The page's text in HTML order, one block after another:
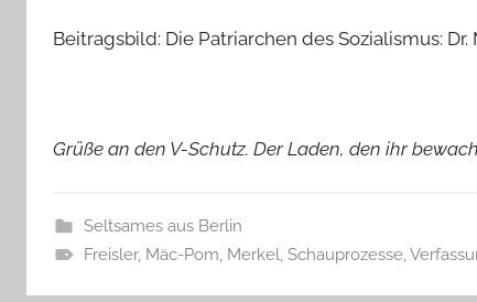
Beitragsbild: Die Patriarchen des Sozialismus:
Grüße an den V-Schutz. Der Laden, den ihr
Seltsames aus Berlin
Freisler, Mäc-Pom, Merkel, Schauprozesse,